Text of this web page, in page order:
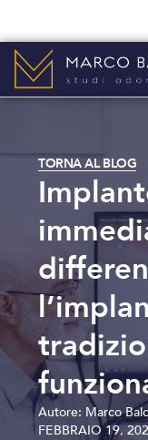
TORNA AL BLOG
Autore: Marco
FEBBRAIO 19,